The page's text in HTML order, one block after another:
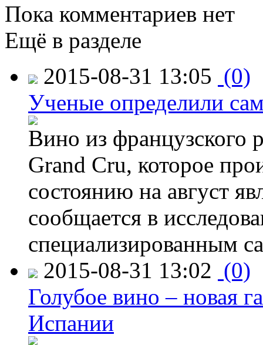
Пока комментариев нет
Ещё в разделе
2015-08-31 13:05 (0)
Ученые определили
Вино из французского
Grand Cru, которое
состоянию на август
сообщается в
специализированным
2015-08-31 13:02 (0)
Голубое вино – новая
Испании